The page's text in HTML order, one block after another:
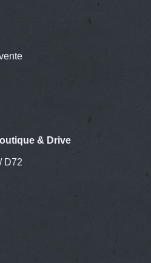
& Drive
D72